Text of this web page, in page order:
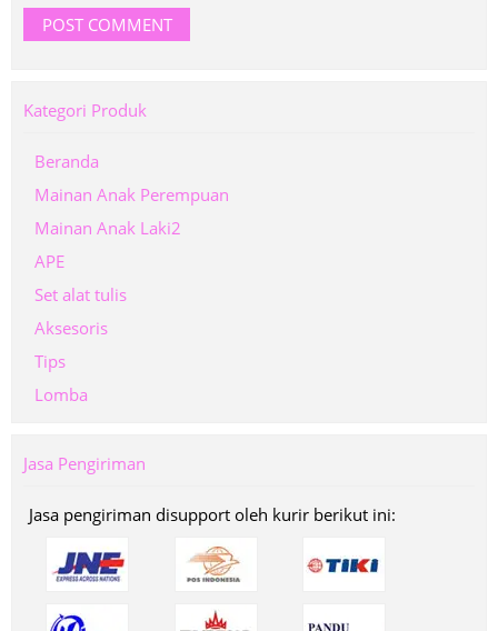
Kategori Produk
Beranda
Mainan Anak Perempuan
Mainan Anak Laki2
APE
Set alat tulis
Aksesoris
Tips
Lomba
Jasa Pengiriman
Jasa pengiriman disupport oleh kurir berikut ini: